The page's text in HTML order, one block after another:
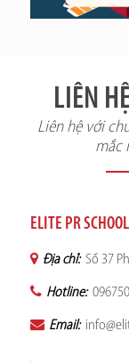
LIÊN
Liên hệ với
mắc
ELITE PR
Địa chỉ: Số 37
Hotline:
Email: